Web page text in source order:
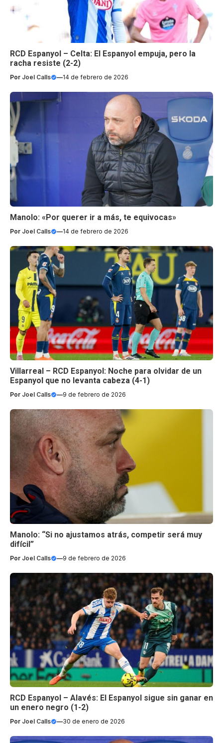
RCD Espanyol – Celta: El Espanyol empuja, pero la
racha resiste (2-2)
Por Joel Calls —14 de febrero de 2026
Manolo: «Por querer ir a más, te equivocas»
Por Joel Calls —14 de febrero de 2026
Villarreal – RCD Espanyol: Noche para olvidar de un
Espanyol que no levanta cabeza (4-1)
Por Joel Calls —9 de febrero de 2026
Manolo: “Si no ajustamos atrás, competir será muy
difícil”
Por Joel Calls —9 de febrero de 2026
RCD Espanyol – Alavés: El Espanyol sigue sin ganar en
un enero negro (1-2)
Por Joel Calls —30 de enero de 2026